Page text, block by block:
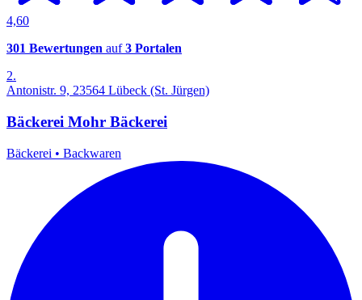
4,60
301 Bewertungen auf3 Portalen
2.
Antonistr. 9, 23564 Lübeck (St. Jürgen)
Bäckerei Mohr Bäckerei
Bäckerei • Backwaren